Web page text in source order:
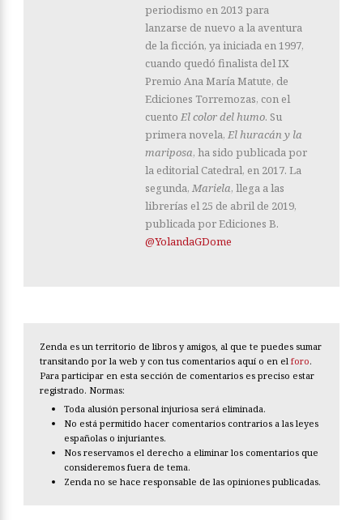
periodismo en 2013 para
lanzarse de nuevo a la aventura
de la ficción, ya iniciada en 1997,
cuando quedó finalista del IX
Premio Ana María Matute, de
Ediciones Torremozas, con el
cuento El color del humo. Su
primera novela, El huracán y la
mariposa, ha sido publicada por
la editorial Catedral, en 2017. La
segunda, Mariela, llega a las
librerías el 25 de abril de 2019,
publicada por Ediciones B.
@YolandaGDome
Zenda es un territorio de libros y amigos, al que te puedes sumar
transitando por la web y con tus comentarios aquí o en el foro.
Para participar en esta sección de comentarios es preciso estar
registrado. Normas:
Toda alusión personal injuriosa será eliminada.
No está permitido hacer comentarios contrarios a las leyes
españolas o injuriantes.
Nos reservamos el derecho a eliminar los comentarios que
consideremos fuera de tema.
Zenda no se hace responsable de las opiniones publicadas.